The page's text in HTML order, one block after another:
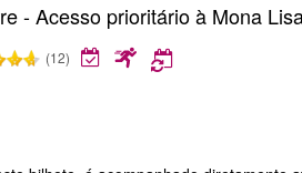
- Acesso prioritário à Mona
(12)